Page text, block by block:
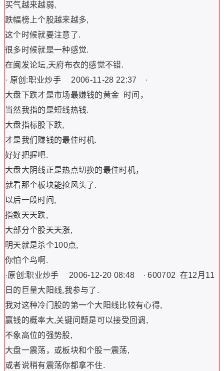
买气越来越弱,
跌幅榜上个股越来越多,
这个时候就要注意了.
很多时候就是一种感觉.
在闽发论坛,天府布衣的感觉不错.
· 原创:职业炒手 2006-11-28 22:37 ·
大盘下跌才是市场最嫌钱的黄金 时间，
当然我指的是短线热钱.
大盘指标股下跌,
才是我们赚钱的最佳时机.
好好把握吧.
大盘大阴线正是热点切换的最佳时机，
就看那个板块能抢风头了.
以后一段时间,
指数天天跌,
大部分个股天天涨,
明天就是杀个100点,
你怕个鸟啊.
·原创:职业炒手 2006-12-20 08:48 · 600702 在12月11
日的巨量大阳线,我参与了.
我对这种冷门股的第一个大阳线比较有心得,
赢钱的概率大,关键问题是可以接受回调,
不象高位的强势股,
大盘一震荡，或板块和个股一震荡,
或者说稍有震荡你都拿不住.